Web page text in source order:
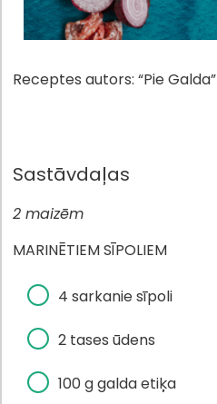
Receptes autors: “Pie Galda”
Sastāvdaļas
2 maizēm
MARINĒTIEM SĪPOLIEM
4 sarkanie sīpoli
2 tases ūdens
100 g galda etiķa